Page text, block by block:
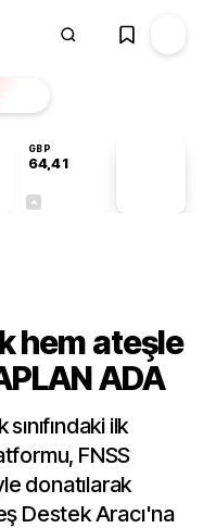
GBP
64,41
hem ateşle
ADA
ilk
FNSS
donatılarak
Destek Aracı'na